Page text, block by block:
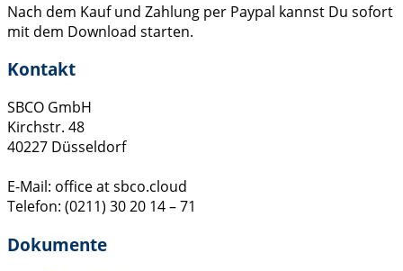
Nach dem Kauf und Zahlung per Paypal kannst Du sofort
mit dem Download starten.
Kontakt
SBCO GmbH
Kirchstr. 48
40227 Düsseldorf
E-Mail: office at sbco.cloud
Telefon: (0211) 30 20 14 – 71
Dokumente